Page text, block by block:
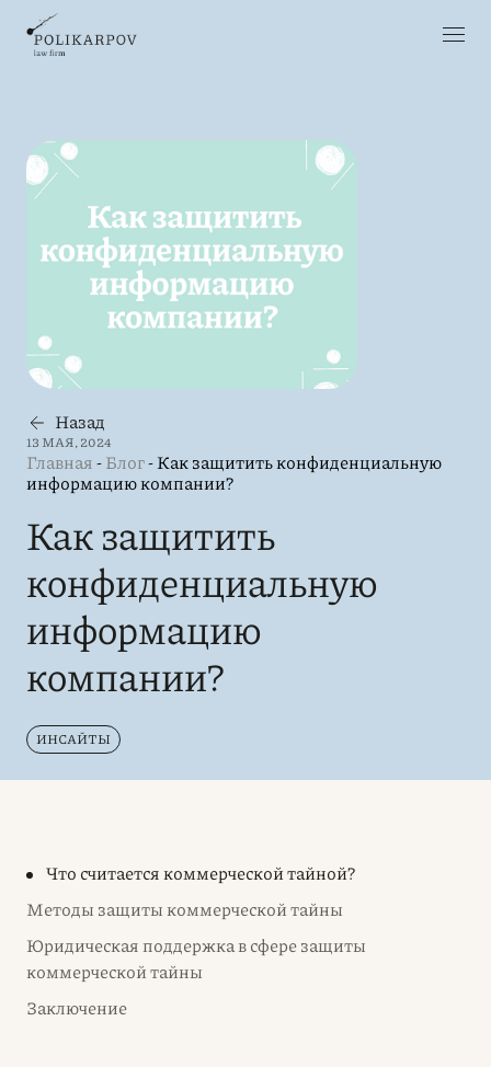
Назад
13 МАЯ, 2024
Главная-Блог-Как защитить конфиденциальную
информацию компании?
Как защитить
конфиденциальную
информацию
компании?
ИНСАЙТЫ
Что считается коммерческой тайной?
Методы защиты коммерческой тайны
Юридическая поддержка в сфере защиты
коммерческой тайны
Заключение